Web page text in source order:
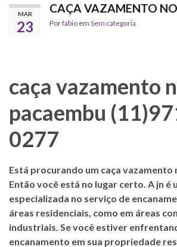
MAR
23
CAÇA VAZAMENTO
Porfabio em Sem categoria
caça vazamento
pacaembu
0277
Está procurando um caça vazamento
Então você está no lugar certo. A jn é
especializada no serviço de
áreas residenciais, como em áreas
industriais. Se você estiver
encanamento em sua propriedade